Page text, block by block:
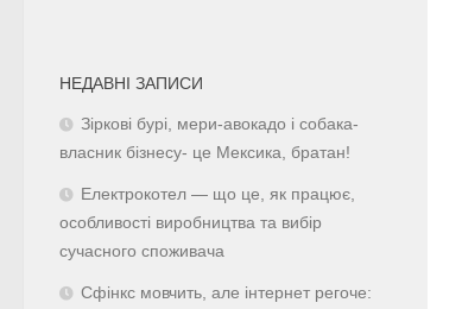
НЕДАВНІ ЗАПИСИ
Зіркові бурі, мери-авокадо і собака-
власник бізнесу- це Мексика, братан!
Електрокотел — що це, як працює,
особливості виробництва та вибір
сучасного споживача
Сфінкс мовчить, але інтернет регоче: